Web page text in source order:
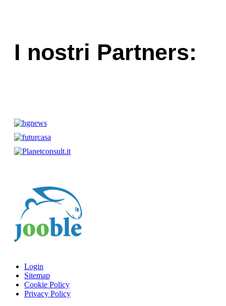
I nostri Partners:
Login
Sitemap
Cookie Policy
Privacy Policy